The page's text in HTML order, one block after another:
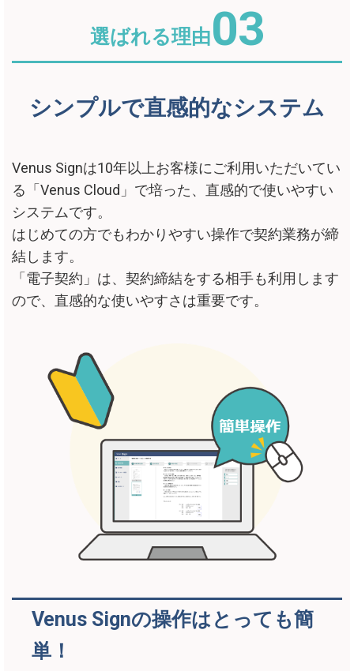
選ばれる理由03
シンプルで直感的なシステム
Venus Signは10年以上お客様にご利用いただいてい
る「Venus Cloud」で培った、直感的で使いやすい
システムです。
はじめての方でもわかりやすい操作で契約業務が締
結します。
「電子契約」は、契約締結をする相手も利用します
ので、直感的な使いやすさは重要です。
Venus Signの操作はとっても簡
単！